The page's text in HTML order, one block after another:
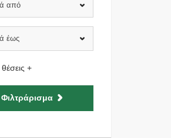
από
έως
+
Φιλτράρισμα